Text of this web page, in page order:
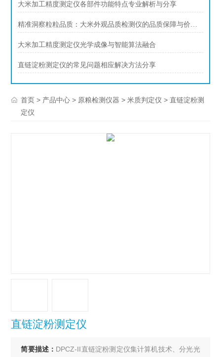
大米加工精度测定仪各部件功能特点专业解析与分享
精准洞察粒粒品质：大米外观品质检测仪的品质保障与价值提升
大米加工精度测定仪光学成像与智能算法融合
直链淀粉测定仪的常见问题相应解决方法分享
首页 > 产品中心 > 原粮检测仪器 >米质判定仪 > 直链淀粉测
定仪
直链淀粉测定仪
简要描述： DPCZ-II直链淀粉测定仪集计算机技术、分光光